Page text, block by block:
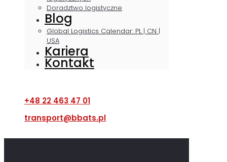
Doradztwo logistyczne
Blog
Global Logistics Calendar: PL | CN |
USA
Kariera
Kontakt
+48 22 463 47 01
transport@bbats.pl